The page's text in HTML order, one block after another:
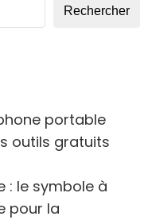
Rechercher
portable
outils gratuits
: le symbole à
pour la